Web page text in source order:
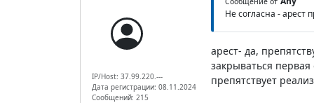
IP/Host: 37.99.220.---
Дата регистрации: 08.11.2024
Сообщений: 215
Не согласна - арест
арест- да,
закрываться
препятствует